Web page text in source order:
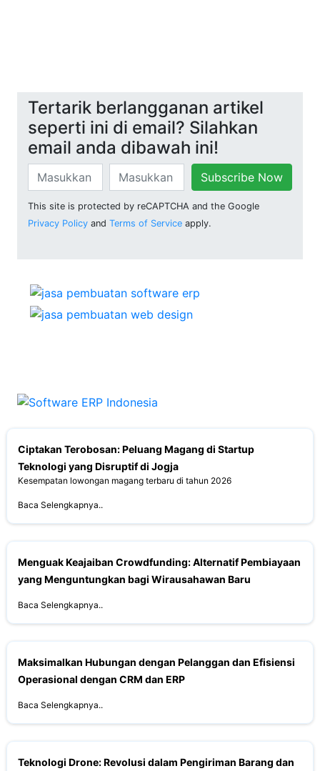
Tertarik berlangganan artikel
seperti ini di email? Silahkan
email anda dibawah ini!
Subscribe Now
This site is protected by reCAPTCHA and the Google
Privacy Policy and Terms of Service apply.
Ciptakan Terobosan: Peluang Magang di Startup
Teknologi yang Disruptif di Jogja
Kesempatan lowongan magang terbaru di tahun 2026
Baca Selengkapnya..
Menguak Keajaiban Crowdfunding: Alternatif Pembiayaan
yang Menguntungkan bagi Wirausahawan Baru
Baca Selengkapnya..
Maksimalkan Hubungan dengan Pelanggan dan Efisiensi
Operasional dengan CRM dan ERP
Baca Selengkapnya..
Teknologi Drone: Revolusi dalam Pengiriman Barang dan